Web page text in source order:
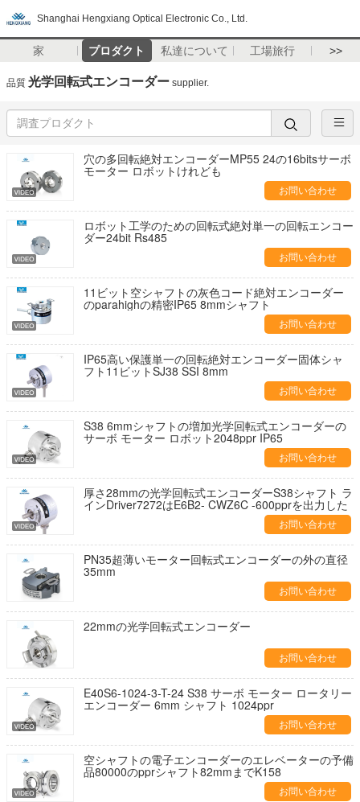
Shanghai Hengxiang Optical Electronic Co., Ltd.
家 プロダクト 私達について 工場旅行 >>
品質 光学回転式エンコーダー supplier.
穴の多回転絶対エンコーダーMP55 24の16bitsサーボ
モーター ロボットけれども
お問い合わせ
ロボット工学のための回転式絶対単一の回転エンコー
ダー24bit Rs485
お問い合わせ
11ビット空シャフトの灰色コード絶対エンコーダー
のparahighの精密IP65 8mmシャフト
お問い合わせ
IP65高い保護単一の回転絶対エンコーダー固体シャ
フト11ビットSJ38 SSI 8mm
お問い合わせ
S38 6mmシャフトの増加光学回転式エンコーダーの
サーボ モーター ロボット2048ppr IP65
お問い合わせ
厚さ28mmの光学回転式エンコーダーS38シャフト ラ
インDriver7272はE6B2- CWZ6C -600pprを出力した
お問い合わせ
PN35超薄いモーター回転式エンコーダーの外の直径
35mm
お問い合わせ
22mmの光学回転式エンコーダー
お問い合わせ
E40S6-1024-3-T-24 S38 サーボ モーター ロータリー
エンコーダー 6mm シャフト 1024ppr
お問い合わせ
空シャフトの電子エンコーダーのエレベーターの予備
品80000のpprシャフト82mmまでK158
お問い合わせ